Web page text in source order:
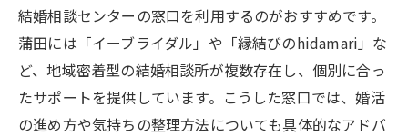
結婚相談センターの窓口を利用するのがおすすめです。
蒲田には「イーブライダル」や「縁結びのhidamari」な
ど、地域密着型の結婚相談所が複数存在し、個別に合っ
たサポートを提供しています。こうした窓口では、婚活
の進め方や気持ちの整理方法についても具体的なアドバ